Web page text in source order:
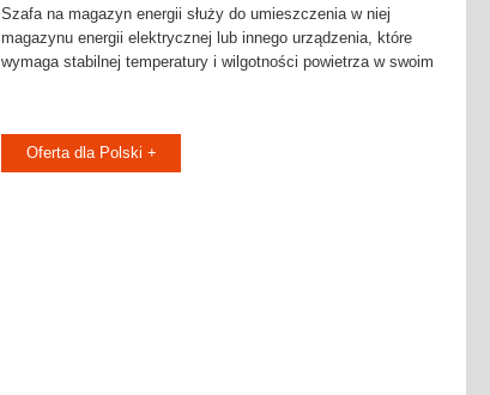
Szafa na magazyn energii służy do umieszczenia w niej
magazynu energii elektrycznej lub innego urządzenia, które
wymaga stabilnej temperatury i wilgotności powietrza w swoim
Oferta dla Polski +